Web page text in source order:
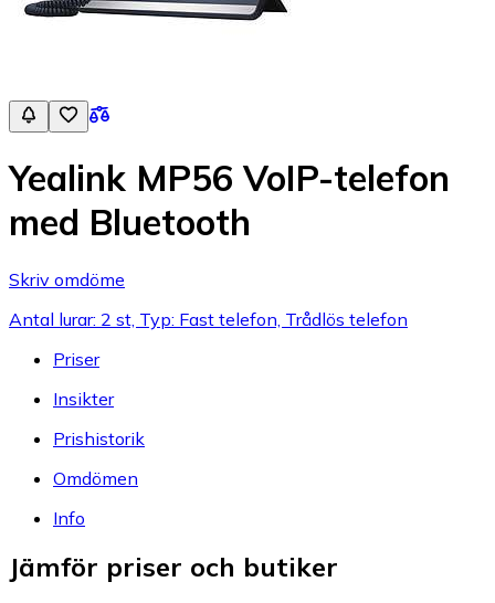
Yealink MP56 VoIP-telefon
med Bluetooth
Skriv omdöme
Antal lurar: 2 st, Typ: Fast telefon, Trådlös telefon
Priser
Insikter
Prishistorik
Omdömen
Info
Jämför priser och butiker